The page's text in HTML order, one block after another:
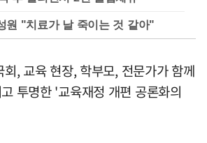
원 "치료가 날 죽이는 것 같아"
, 교육 현장, 학부모, 전문가가 함께
투명한 '교육재정 개편 공론화의